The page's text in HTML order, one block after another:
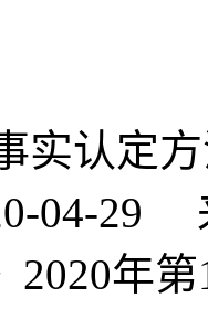
实认定
04-29
2020年